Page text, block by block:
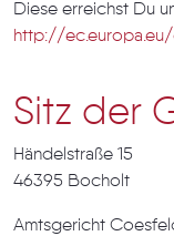
Diese erreichst Du
http://
Sitz der
Händelstraße 15
46395 Bocholt
Amtsgericht